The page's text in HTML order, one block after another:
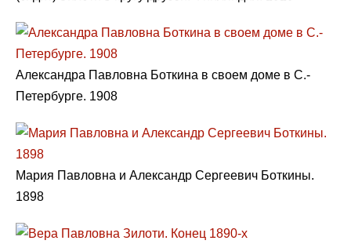
Александра Павловна Боткина в своем доме в С.-
Петербурге. 1908
Мария Павловна и Александр Сергеевич Боткины.
1898